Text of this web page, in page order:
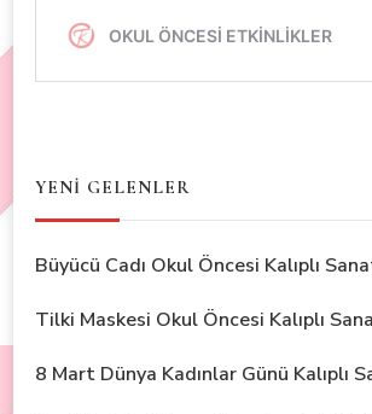
YENİ GELENLER
Büyücü Cadı Okul Öncesi Kalıplı
Tilki Maskesi Okul Öncesi Kalıplı
8 Mart Dünya Kadınlar Günü Kalıplı